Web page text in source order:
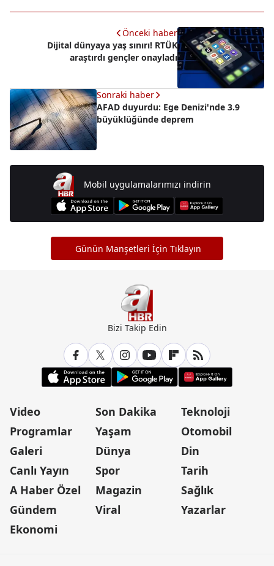
Önceki haber
Dijital dünyaya yaş sınırı! RTÜK
araştırdı gençler onayladı
Sonraki haber
AFAD duyurdu: Ege Denizi'nde 3.9
büyüklüğünde deprem
Mobil uygulamalarımızı indirin
Günün Manşetleri İçin Tıklayın
Bizi Takip Edin
Video
Programlar
Galeri
Canlı Yayın
A Haber Özel
Gündem
Ekonomi
Son Dakika
Yaşam
Dünya
Spor
Magazin
Viral
Teknoloji
Otomobil
Din
Tarih
Sağlık
Yazarlar